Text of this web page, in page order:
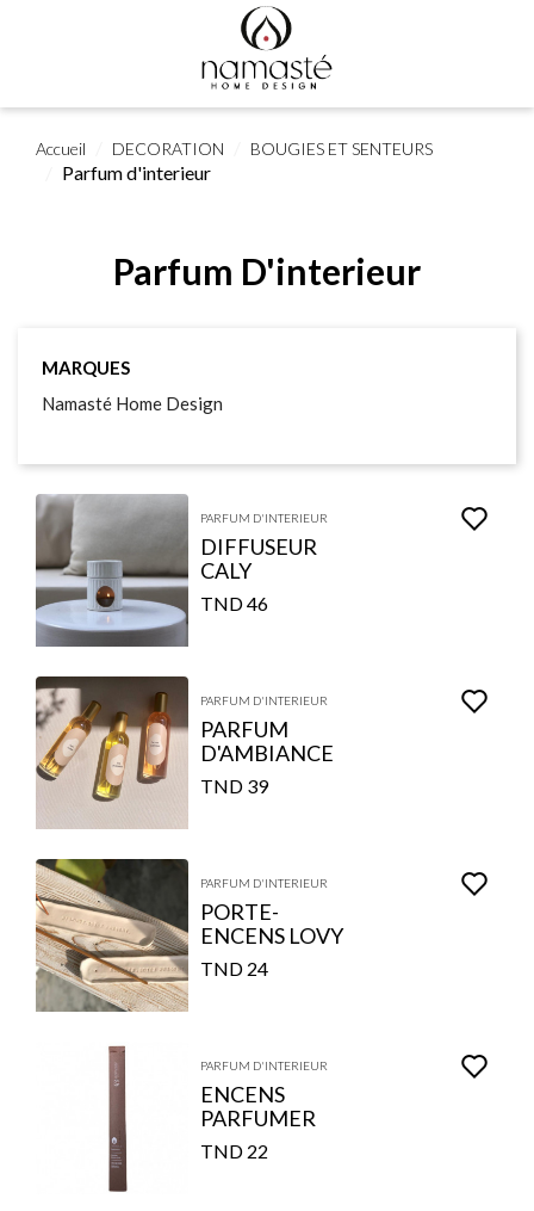
Accueil DECORATION BOUGIES ET SENTEURS
Parfum d'interieur
Parfum D'interieur
MARQUES
Namasté Home Design
PARFUM D'INTERIEUR
DIFFUSEUR
CALY
46 TND
PARFUM D'INTERIEUR
PARFUM
D'AMBIANCE
39 TND
PARFUM D'INTERIEUR
PORTE-
ENCENS LOVY
24 TND
PARFUM D'INTERIEUR
ENCENS
PARFUMER
22 TND